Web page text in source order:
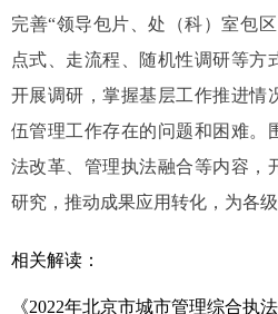
完善“领导包片、处（科）室包
点式、走流程、随机性调研等方
开展调研，掌握基层工作推进情
伍管理工作存在的问题和困难。
法改革、管理执法融合等内容，
研究，推动成果应用转化，为各
相关解读：
《2022年北京市城市管理综合执